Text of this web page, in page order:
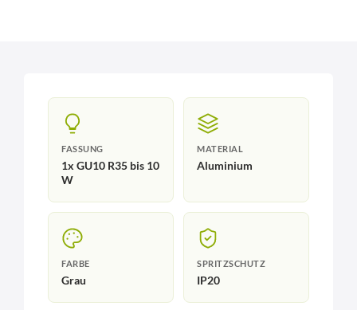
FASSUNG
1x GU10 R35 bis 10
W
MATERIAL
Aluminium
FARBE
Grau
SPRITZSCHUTZ
IP20